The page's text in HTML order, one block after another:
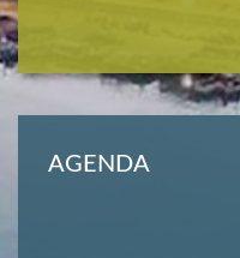
AGENDA